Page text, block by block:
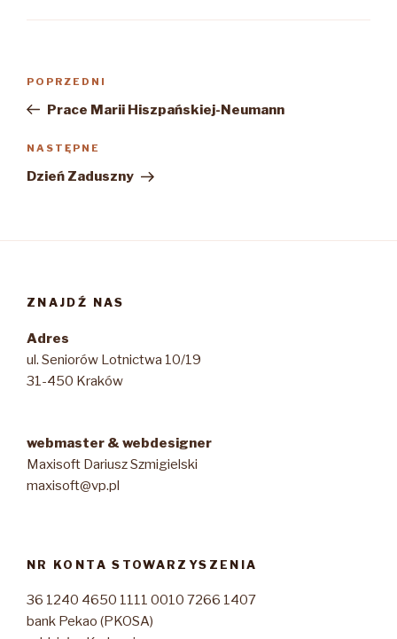
Poprzedni
wpis
POPRZEDNI
Prace Marii Hiszpańskiej-Neumann
Następny
wpis
NASTĘPNE
Dzień Zaduszny
ZNAJDŹ NAS
Adres
ul. Seniorów Lotnictwa 10/19
31-450 Kraków
webmaster & webdesigner
Maxisoft Dariusz Szmigielski
maxisoft@vp.pl
NR KONTA STOWARZYSZENIA
36 1240 4650 1111 0010 7266 1407
bank Pekao (PKOSA)